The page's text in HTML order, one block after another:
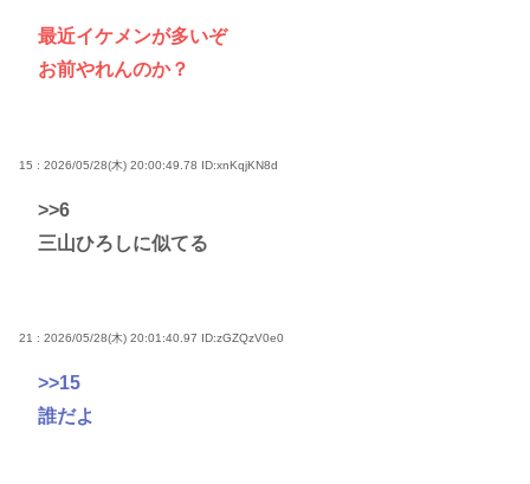
最近イケメンが多いぞ
お前やれんのか？
15 : 2026/05/28(木) 20:00:49.78 ID:xnKqjKN8d
>>6
三山ひろしに似てる
21 : 2026/05/28(木) 20:01:40.97 ID:zGZQzV0e0
>>15
誰だよ